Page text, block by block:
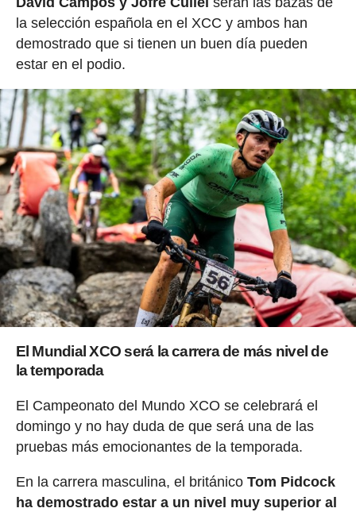
la selección española en el XCC y ambos han
demostrado que si tienen un buen día pueden
estar en el podio.
El Mundial XCO será la carrera de más nivel de
la temporada
El Campeonato del Mundo XCO se celebrará el
domingo y no hay duda de que será una de las
pruebas más emocionantes de la temporada.
En la carrera masculina, el británico Tom Pidcock
ha demostrado estar a un nivel muy superior al